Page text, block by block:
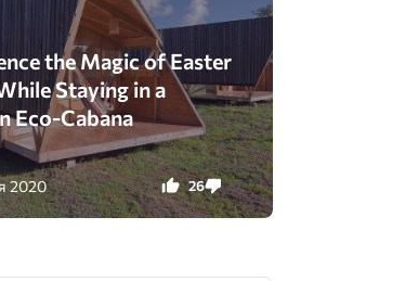
the Magic of Easter
Staying in a
Eco-Cabana
2020 26 0